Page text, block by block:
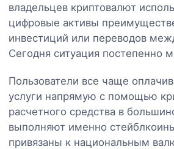
владельцев криптовалют
цифровые активы
инвестиций или переводов
Сегодня ситуация постепенно
Пользователи все чаще
услуги напрямую с помощью
расчетного средства в
выполняют именно
привязаны к национальным